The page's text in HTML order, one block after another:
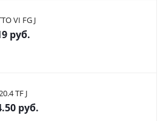
VI FG J
руб.
TF J
руб.